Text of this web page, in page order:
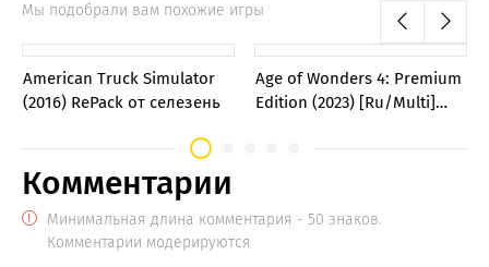
Мы подобрали вам похожие игры
American Truck Simulator
(2016) RePack от селезень
Age of Wonders 4: Premium
Edition (2023) [Ru/Multi]
Комментарии
Минимальная длина комментария - 50 знаков.
Комментарии модерируются